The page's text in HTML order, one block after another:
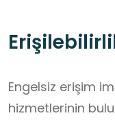
Engelsiz erişim
hizmetlerinin